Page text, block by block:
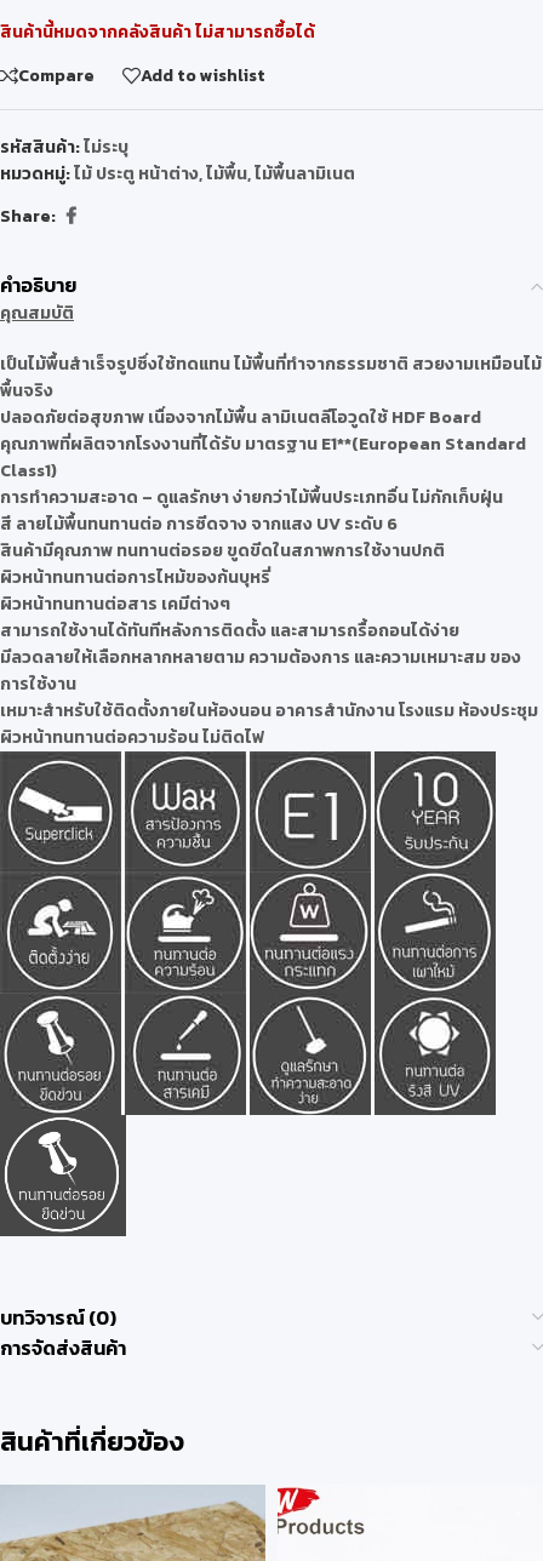
สินค้านี้หมดจากคลังสินค้า ไม่สามารถซื้อได้
Compare
Add to wishlist
รหัสสินค้า:ไม่ระบุ
หมวดหมู่:ไม้ ประตู หน้าต่าง,ไม้พื้น,ไม้พื้นลามิเนต
Share:
คำอธิบาย
คุณสมบัติ
เป็นไม้พื้นสำเร็จรูปซึ่งใช้ทดแทน ไม้พื้นที่ทำจากธรรมชาติ สวยงามเหมือนไม้
พื้นจริง
ปลอดภัยต่อสุขภาพ เนื่องจากไม้พื้น ลามิเนตลีโอวูดใช้ HDF Board
คุณภาพที่ผลิตจากโรงงานที่ได้รับ มาตรฐาน E1**(European Standard
Class1)
การทำความสะอาด – ดูแลรักษา ง่ายกว่าไม้พื้นประเภทอื่น ไม่กักเก็บฝุ่น
สี ลายไม้พื้นทนทานต่อ การซีดจาง จากแสง UV ระดับ 6
สินค้ามีคุณภาพ ทนทานต่อรอย ขูดขีดในสภาพการใช้งานปกติ
ผิวหน้าทนทานต่อการไหม้ของก้นบุหรี่
ผิวหน้าทนทานต่อสาร เคมีต่างๆ
สามารถใช้งานได้ทันทีหลังการติดตั้ง และสามารถรื้อถอนได้ง่าย
มีลวดลายให้เลือกหลากหลายตาม ความต้องการ และความเหมาะสม ของ
การใช้งาน
เหมาะสำหรับใช้ติดตั้งภายในห้องนอน อาคารสำนักงาน โรงแรม ห้องประชุม
ผิวหน้าทนทานต่อความร้อน ไม่ติดไฟ
บทวิจารณ์ (0)
การจัดส่งสินค้า
สินค้าที่เกี่ยวข้อง